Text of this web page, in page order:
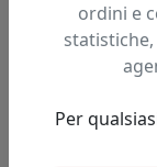
ordini e
Per